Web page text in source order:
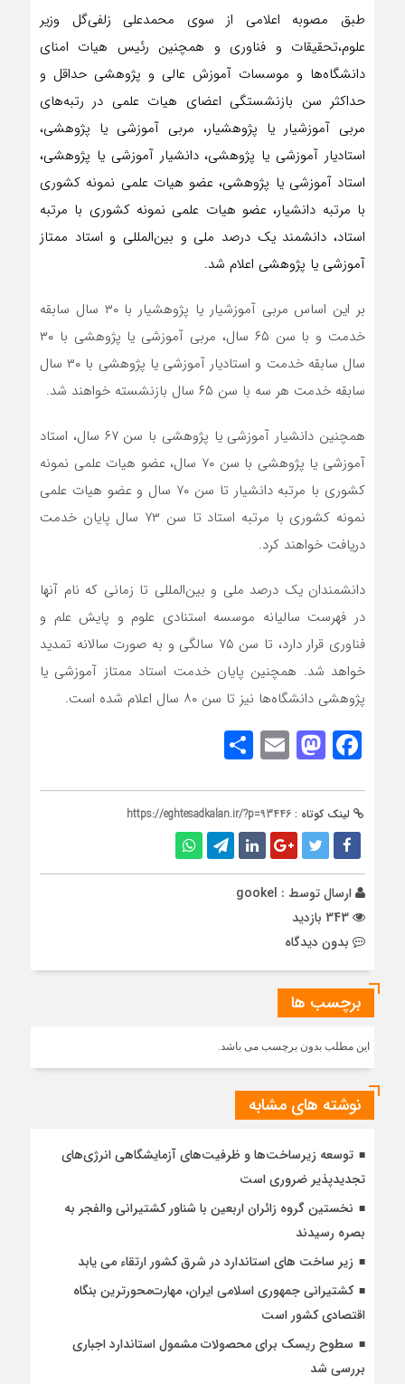
طبق مصوبه اعلامی از سوی محمدعلی زلفی‌گل وزیر
علوم،تحقیقات و فناوری و همچنین رئیس هیات امنای
دانشگاه‌ها و موسسات آموزش عالی و پژوهشی حداقل و
حداکثر سن بازنشستگی اعضای هیات علمی در رتبه‌های
مربی آموزشیار یا پژوهشیار، مربی آموزشی یا پژوهشی،
استادیار آموزشی یا پژوهشی، دانشیار آموزشی یا پژوهشی،
استاد آموزشی یا پژوهشی، عضو هیات علمی نمونه کشوری
با مرتبه دانشیار، عضو هیات علمی نمونه کشوری با مرتبه
استاد، دانشمند یک درصد ملی و بین‌المللی و استاد ممتاز
آموزشی یا پژوهشی اعلام شد.
بر این اساس مربی آموزشیار یا پژوهشیار با ۳۰ سال سابقه
خدمت و با سن ۶۵ سال، مربی آموزشی یا پژوهشی با ۳۰
سال سابقه خدمت و استادیار آموزشی یا پژوهشی با ۳۰ سال
سابقه خدمت هر سه با سن ۶۵ سال بازنشسته خواهند شد.
همچنین دانشیار آموزشی یا پژوهشی با سن ۶۷ سال، استاد
آموزشی یا پژوهشی با سن ۷۰ سال، عضو هیات علمی نمونه
کشوری با مرتبه دانشیار تا سن ۷۰ سال و عضو هیات علمی
نمونه کشوری با مرتبه استاد تا سن ۷۳ سال پایان خدمت
دریافت خواهند کرد.
دانشمندان یک درصد ملی و بین‌المللی تا زمانی که نام آنها
در فهرست سالیانه موسسه استنادی علوم و پایش علم و
فناوری قرار دارد، تا سن ۷۵ سالگی و به صورت سالانه تمدید
خواهد شد. همچنین پایان خدمت استاد ممتاز آموزشی یا
پژوهشی دانشگاه‌ها نیز تا سن ۸۰ سال اعلام شده است.
Facebook
Mastodon
Email
لینک کوتاه : https://eghtesadkalan.ir/?p=93446
ارسال توسط : gookel
بدون دیدگاه
برچسب ها
این مطلب بدون برچسب می باشد.
نوشته های مشابه
توسعه زیرساخت‌ها و ظرفیت‌های آزمایشگاهی انرژی‌های
تجدیدپذیر ضروری است
نخستین گروه زائران اربعین با شناور کشتیرانی والفجر به
بصره رسیدند
زیر ساخت های استاندارد در شرق کشور ارتقاء می یابد
کشتیرانی جمهوری اسلامی ایران، مهارت‌محورترین بنگاه
اقتصادی کشور است
سطوح ریسک برای محصولات مشمول استاندارد اجباری
بررسی شد